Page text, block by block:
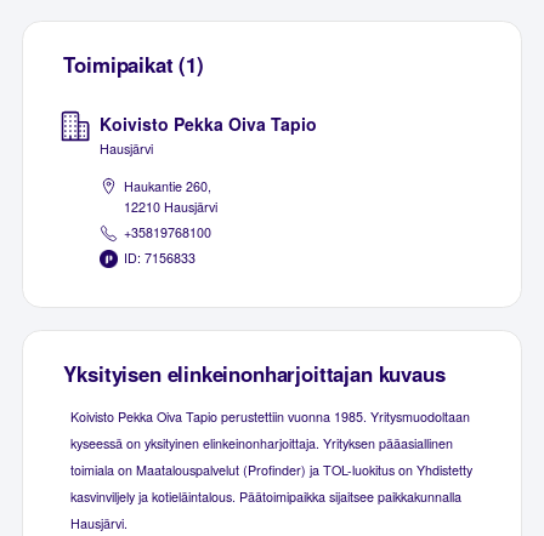
Toimipaikat (1)
Koivisto Pekka Oiva Tapio
Hausjärvi
Haukantie 260,
12210 Hausjärvi
+35819768100
ID: 7156833
Yksityisen elinkeinonharjoittajan kuvaus
Koivisto Pekka Oiva Tapio perustettiin vuonna 1985. Yritysmuodoltaan
kyseessä on yksityinen elinkeinonharjoittaja. Yrityksen pääasiallinen
toimiala on Maatalouspalvelut (Profinder) ja TOL-luokitus on Yhdistetty
kasvinviljely ja kotieläintalous. Päätoimipaikka sijaitsee paikkakunnalla
Hausjärvi.